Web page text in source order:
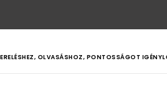
OLVASÁSHOZ, PONTOSSÁGOT